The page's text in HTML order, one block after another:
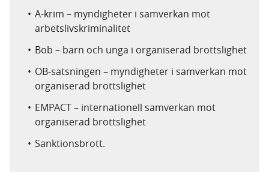
A-krim – myndigheter i samverkan mot
arbetslivskriminalitet
Bob – barn och unga i organiserad brottslighet
OB-satsningen – myndigheter i samverkan mot
organiserad brottslighet
EMPACT – internationell samverkan mot
organiserad brottslighet
Sanktionsbrott.